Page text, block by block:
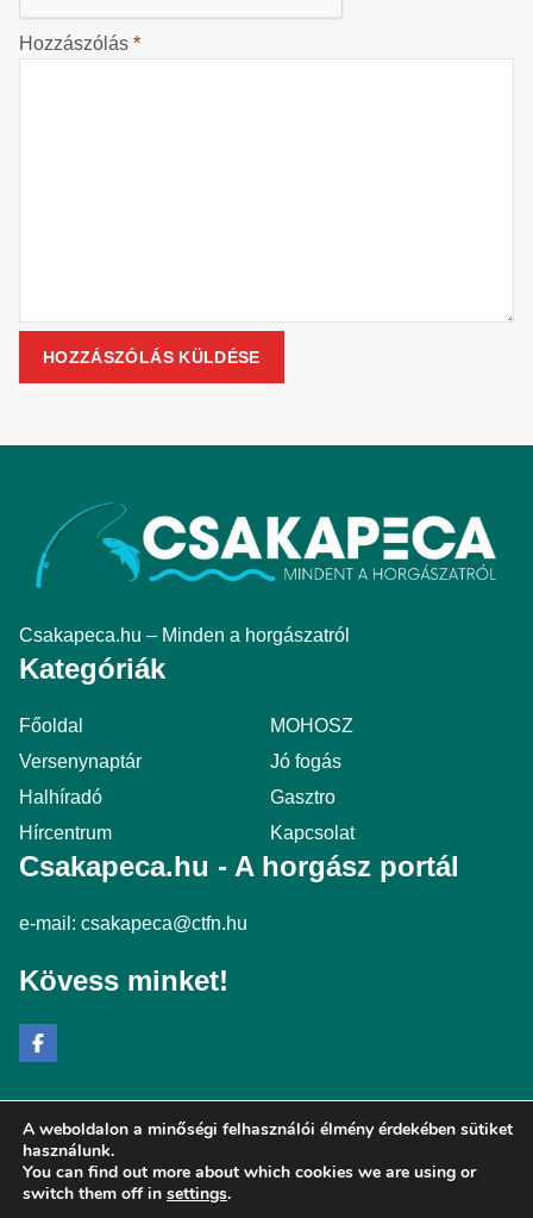
Hozzászólás *
Csakapeca.hu – Minden a horgászatról
Kategóriák
Főoldal
MOHOSZ
Versenynaptár
Jó fogás
Halhíradó
Gasztro
Hírcentrum
Kapcsolat
Csakapeca.hu - A horgász portál
e-mail: csakapeca@ctfn.hu
Kövess minket!
Copyright © 2024 csakapeca.hu. Minden jog fenntartva.
Általános Szerződési Feltételek
Adatkezelési Nyilatkozat
A weboldalon a minőségi felhasználói élmény érdekében sütiket
használunk.
You can find out more about which cookies we are using or
switch them off in settings.